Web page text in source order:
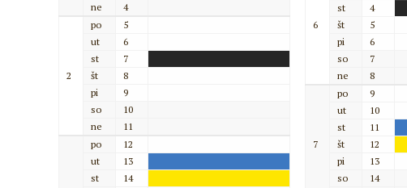
ne
4
2
po
5
ut
6
st
7
št
8
pi
9
so
10
ne
11
po
12
ut
13
st
14
6
st
4
št
5
pi
6
so
7
ne
8
7
po
9
ut
10
st
11
št
12
pi
13
so
14